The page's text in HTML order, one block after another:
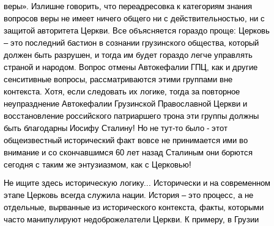
веры». Излишне говорить, что переадресовка к категориям знания
вопросов веры не имеет ничего общего ни с действительностью, ни с
защитой авторитета Церкви. Все объясняется гораздо проще: Церковь
– это последний бастион в сознании грузинского общества, который
должен быть разрушен, и тогда им будет гораздо легче управлять
страной и народом. Вопрос отмены Автокефалии ГПЦ, как и другие
сенситивные вопросы, рассматриваются этими группами вне
контекста. Хотя, если следовать их логике, тогда за повторное
неупразднение Автокефалии Грузинской Православной Церкви и
восстановление российского патриаршего трона эти группы должны
быть благодарны Иосифу Сталину! Но не тут-то было - этот
общеизвестный исторический факт вовсе не принимается ими во
внимание и со скончавшимся 60 лет назад Сталиным они борются
сегодня с таким же энтузиазмом, как с Церковью!
Не ищите здесь историческую логику... Исторически и на современном
этапе Церковь всегда служила нации. История – это процесс, а не
отдельные, вырванные из исторического контекста, факты, которыми
часто манипулируют недоброжелатели Церкви. К примеру, в Грузии